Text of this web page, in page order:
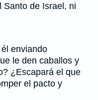
Santo de Israel, ni
enviando
le den caballos y
¿Escapará el que
el pacto y